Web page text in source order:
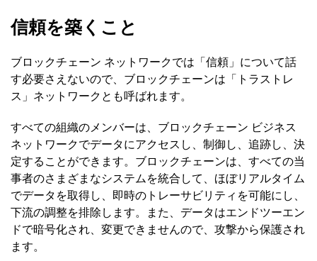
信頼を築くこと
ブロックチェーン ネットワークでは「信頼」について話
す必要さえないので、ブロックチェーンは「トラストレ
ス」ネットワークとも呼ばれます。
すべての組織のメンバーは、ブロックチェーン ビジネス
ネットワークでデータにアクセスし、制御し、追跡し、決
定することができます。ブロックチェーンは、すべての当
事者のさまざまなシステムを統合して、ほぼリアルタイム
でデータを取得し、即時のトレーサビリティを可能にし、
下流の調整を排除します。また、データはエンドツーエン
ドで暗号化され、変更できませんので、攻撃から保護され
ます。